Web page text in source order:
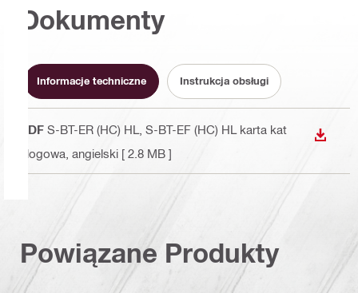
Dokumenty
Informacje techniczne Instrukcja obsługi
PDF S-BT-ER (HC) HL, S-BT-EF (HC) HL karta kat
alogowa , angielski [ 2.8 MB ]
Powiązane Produkty